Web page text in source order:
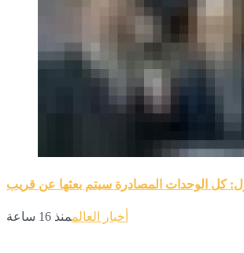
كل الوحدات المصادرة سيتم بعثها عن قريب
أخبار العالممنذ 16 ساعة